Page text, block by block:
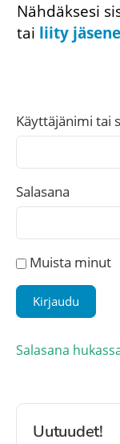
Nähdäksesi
tai liity
Käyttäjänimi tai
Salasana
Muista minut
Salasana
Uutuudet!